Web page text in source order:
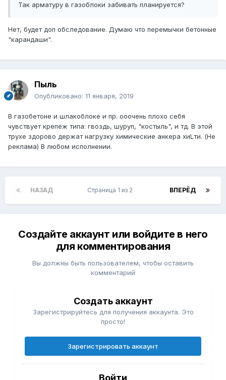
Так арматуру в газоблоки забивать планируется?
Нет, будет доп обследование. Думаю что перемычки бетонные
"карандаши".
Пыль
Опубликовано: 11 января, 2019
В газобетоне и шлакоблоке и пр. ооочень плохо себя
чувствует крепёж типа: гвоздь, шуруп, "костыль", и тд. В этой
трухе здорово держат нагрузку химические анкера хиLти. (Не
реклама) В любом исполнении.
НАЗАД ВПЕРЁД
Страница 1 из 2
Создайте аккаунт или войдите в него
для комментирования
Вы должны быть пользователем, чтобы оставить
комментарий
Создать аккаунт
Зарегистрируйтесь для получения аккаунта. Это
просто!
Зарегистрировать аккаунт